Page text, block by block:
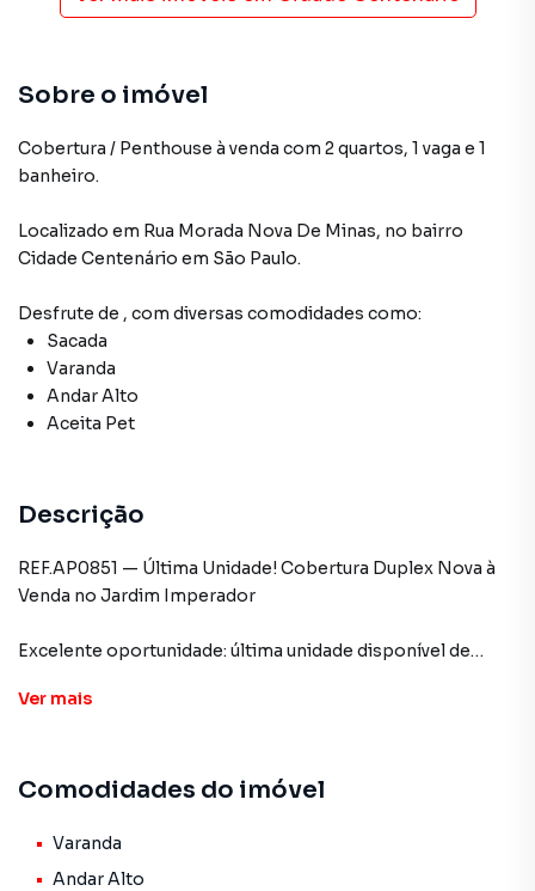
Sobre o imóvel
Cobertura / Penthouse à venda com 2 quartos, 1 vaga e 1
banheiro.
Localizado em Rua Morada Nova De Minas, no bairro
Cidade Centenário em São Paulo.
Desfrute de , com diversas comodidades como:
Sacada
Varanda
Andar Alto
Aceita Pet
Descrição
REF.AP0851 — Última Unidade! Cobertura Duplex Nova à
Venda no Jardim Imperador
Excelente oportunidade: última unidade disponível de
Imperador.
-Cobertura duplex
-Quintal privativo ideal para área gourmet
-Lavabo
Ver mais
Comodidades do imóvel
Varanda
Andar Alto